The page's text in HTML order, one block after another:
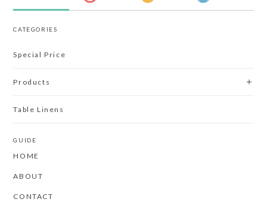
CATEGORIES
Special Price
Products
Table Linens
GUIDE
HOME
ABOUT
CONTACT